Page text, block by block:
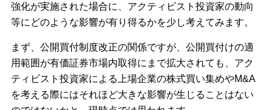
強化が実施された場合に、アクティビスト投資家の動向
等にどのような影響が有り得るかを少し考えてみます。
まず、公開買付制度改正の関係ですが、公開買付けの適
用範囲が有価証券市場内取得にまで拡大されても、アク
ティビスト投資家による上場企業の株式買い集めやM&A
を考える際にはそれほど大きな影響が生じることはない